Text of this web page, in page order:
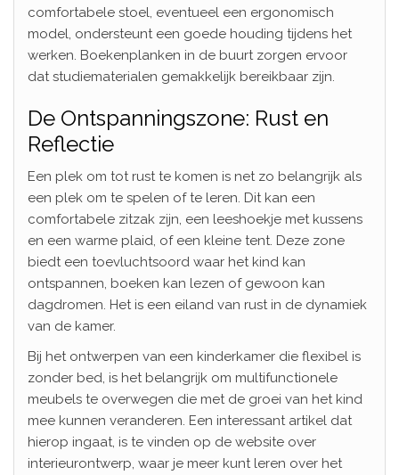
comfortabele stoel, eventueel een ergonomisch
model, ondersteunt een goede houding tijdens het
werken. Boekenplanken in de buurt zorgen ervoor
dat studiematerialen gemakkelijk bereikbaar zijn.
De Ontspanningszone: Rust en
Reflectie
Een plek om tot rust te komen is net zo belangrijk als
een plek om te spelen of te leren. Dit kan een
comfortabele zitzak zijn, een leeshoekje met kussens
en een warme plaid, of een kleine tent. Deze zone
biedt een toevluchtsoord waar het kind kan
ontspannen, boeken kan lezen of gewoon kan
dagdromen. Het is een eiland van rust in de dynamiek
van de kamer.
Bij het ontwerpen van een kinderkamer die flexibel is
zonder bed, is het belangrijk om multifunctionele
meubels te overwegen die met de groei van het kind
mee kunnen veranderen. Een interessant artikel dat
hierop ingaat, is te vinden op de website over
interieurontwerp, waar je meer kunt leren over het